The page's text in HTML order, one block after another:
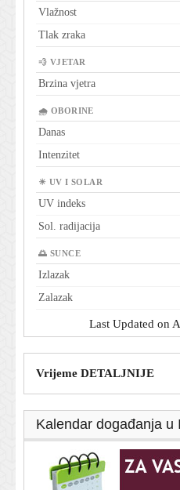
Vlažnost
Tlak zraka
💨 VJETAR
Brzina vjetra
🌧 OBORINE
Danas
Intenzitet
☀ UV I SOLAR
UV indeks
Sol. radijacija
🌅 SUNCE
Izlazak
Zalazak
Last Updated on
Vrijeme DETALJNIJE
Kalendar događanja u